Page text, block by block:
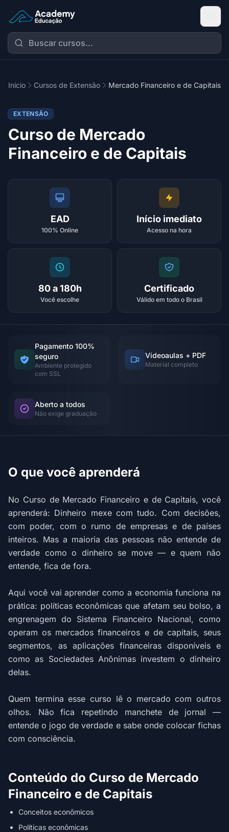
Academy Extensão
Início Cursos de Extensão Mercado Financeiro e de Capitais
EXTENSÃO
Curso de Mercado
Financeiro e de Capitais
EAD
100% Online
Início imediato
Acesso na hora
80 a 180h
Você escolhe
Certificado
Válido em todo o Brasil
Pagamento 100%
seguro
Ambiente protegido
com SSL
Videoaulas + PDF
Material completo
Aberto a todos
Não exige graduação
O que você aprenderá
No Curso de Mercado Financeiro e de Capitais, você
aprenderá: Dinheiro mexe com tudo. Com decisões,
com poder, com o rumo de empresas e de países
inteiros. Mas a maioria das pessoas não entende de
verdade como o dinheiro se move — e quem não
entende, fica de fora.
Aqui você vai aprender como a economia funciona na
prática: políticas econômicas que afetam seu bolso, a
engrenagem do Sistema Financeiro Nacional, como
operam os mercados financeiros e de capitais, seus
segmentos, as aplicações financeiras disponíveis e
como as Sociedades Anônimas investem o dinheiro
delas.
Quem termina esse curso lê o mercado com outros
olhos. Não fica repetindo manchete de jornal —
entende o jogo de verdade e sabe onde colocar fichas
com consciência.
Conteúdo do Curso de Mercado
Financeiro e de Capitais
Conceitos econômicos
Políticas econômicas